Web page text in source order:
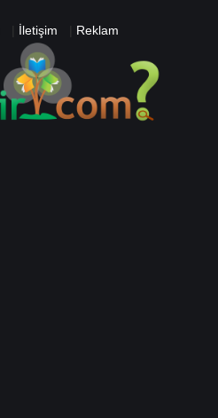
İletişim Reklam